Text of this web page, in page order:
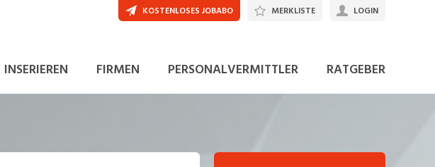
INSERIEREN FIRMEN PERSONALVERMITTLER RATGEBER
KOSTENLOSES JOBABO MERKLISTE LOGIN